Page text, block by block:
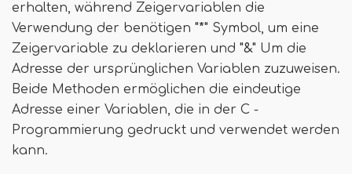
erhalten, während Zeigervariablen die
Verwendung der benötigen "*" Symbol, um eine
Zeigervariable zu deklarieren und "&" Um die
Adresse der ursprünglichen Variablen zuzuweisen.
Beide Methoden ermöglichen die eindeutige
Adresse einer Variablen, die in der C -
Programmierung gedruckt und verwendet werden
kann.